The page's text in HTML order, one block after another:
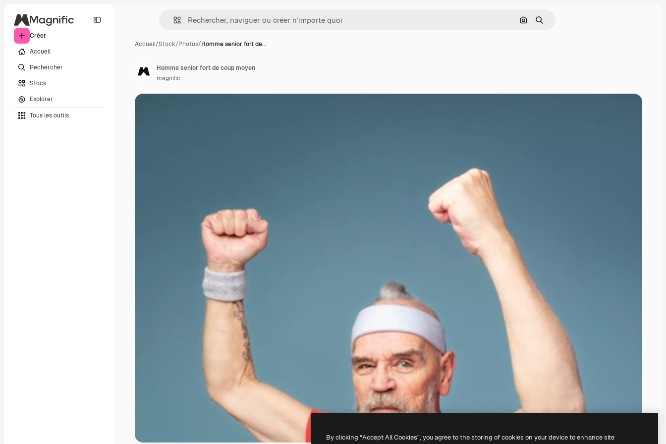
Créer
Accueil
Rechercher
Stock
Explorer
Tous les outils
Rechercher par image
Rechercher
Accueil/Stock/Photos/Homme senior fort de…
Homme senior fort de coup moyen
magnific
By clicking “Accept All Cookies”, you agree to the storing of cookies on your device to enhance site